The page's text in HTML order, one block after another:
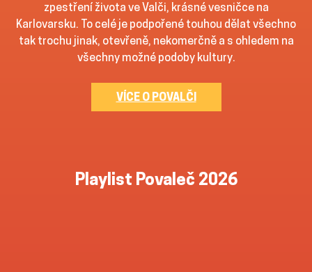
zpestření života ve Valči, krásné vesničce na
Karlovarsku. To celé je podpořené touhou dělat všechno
tak trochu jinak, otevřeně, nekomerčně a s ohledem na
všechny možné podoby kultury.
VÍCE O POVALČI
Playlist Povaleč 2026